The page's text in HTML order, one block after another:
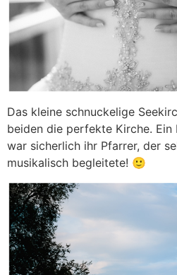
Das kleine schnuckelige
beiden die perfekte Kirche. Ein
war sicherlich ihr Pfarrer, der
musikalisch begleitete! 🙂